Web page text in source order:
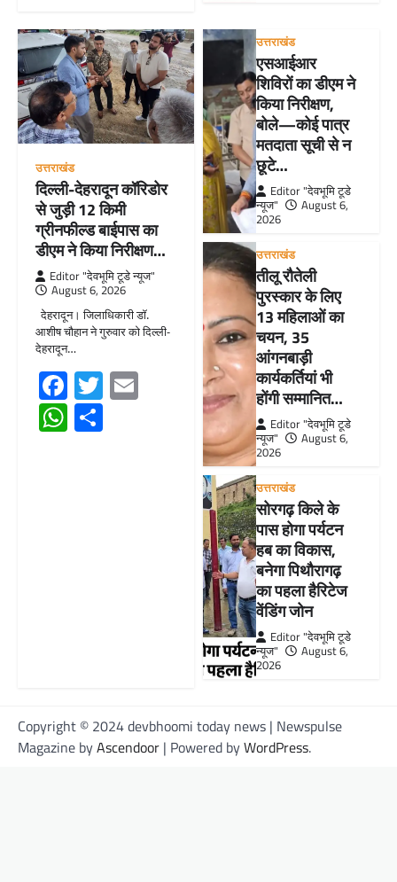
उत्तराखंड
दिल्ली-देहरादून कॉरिडोर
से जुड़ी 12 किमी
ग्रीनफील्ड बाईपास का
डीएम ने किया निरीक्षण…
Editor "देवभूमि टूडे न्यूज"
August 6, 2026
देहरादून। जिलाधिकारी डॉ.
आशीष चौहान ने गुरुवार को दिल्ली-
देहरादून…
Facebook
TwitterEmail
WhatsApp
उत्तराखंड
एसआईआर
शिविरों का डीएम ने
किया निरीक्षण,
बोले—कोई पात्र
मतदाता सूची से न
छूटे…
Editor "देवभूमि टूडे
न्यूज"
August 6,
2026
उत्तराखंड
तीलू रौतेली
पुरस्कार के लिए
13 महिलाओं का
चयन, 35
आंगनबाड़ी
कार्यकर्तियां भी
होंगी सम्मानित…
Editor "देवभूमि टूडे
न्यूज"
August 6,
2026
उत्तराखंड
सोरगढ़ किले के
पास होगा पर्यटन
हब का विकास,
बनेगा पिथौरागढ़
का पहला हैरिटेज
वेंडिंग जोन
Editor "देवभूमि टूडे
न्यूज"
August 6,
2026
Copyright © 2024 devbhoomi today news | Newspulse
Magazine byAscendoor | Powered byWordPress.